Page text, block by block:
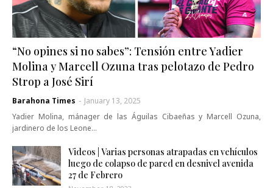
“No opines si no sabes”: Tensión entre Yadier
Molina y Marcell Ozuna tras pelotazo de Pedro
Strop a José Sirí
Barahona Times - January 13, 2025
Yadier Molina, mánager de las Águilas Cibaeñas y Marcell Ozuna,
jardinero de los Leone…
Videos | Varias personas atrapadas en vehículos
luego de colapso de pared en desnivel avenida
27 de Febrero